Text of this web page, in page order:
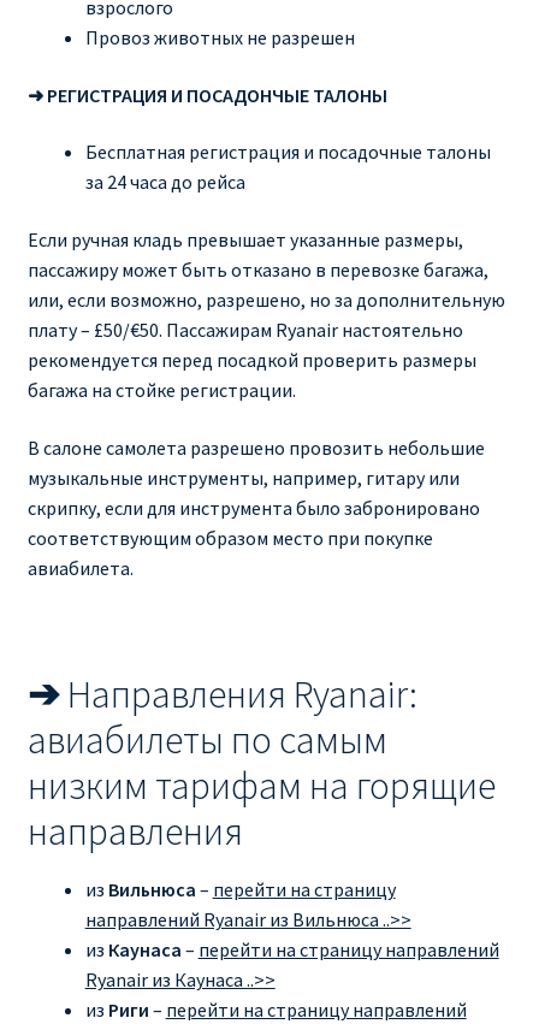
взрослого
Провоз животных не разрешен
➜ РЕГИСТРАЦИЯ И ПОСАДОНЧЫЕ ТАЛОНЫ
Бесплатная регистрация и посадочные талоны
за 24 часа до рейса
Если ручная кладь превышает указанные размеры,
пассажиру может быть отказано в перевозке багажа,
или, если возможно, разрешено, но за дополнительную
плату – £50/€50. Пассажирам Ryanair настоятельно
рекомендуется перед посадкой проверить размеры
багажа на стойке регистрации.
В салоне самолета разрешено провозить небольшие
музыкальные инструменты, например, гитару или
скрипку, если для инструмента было забронировано
соответствующим образом место при покупке
авиабилета.
➔ Направления Ryanair:
авиабилеты по самым
низким тарифам на горящие
направления
из Вильнюса – перейти на страницу
направлений Ryanair из Вильнюса ..>>
из Каунаса – перейти на страницу направлений
Ryanair из Каунаса ..>>
из Риги – перейти на страницу направлений